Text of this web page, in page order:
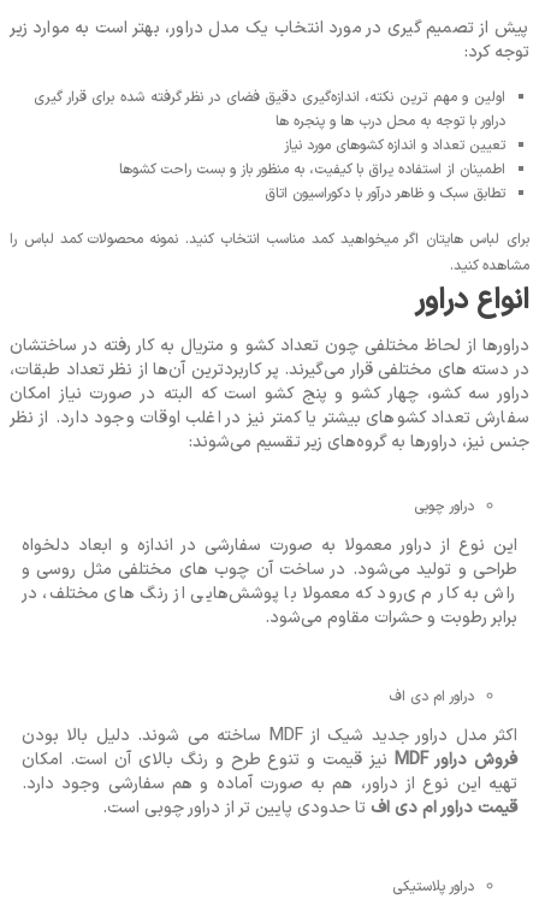
پیش از تصمیم گیری در مورد انتخاب یک مدل دراور، بهتر است به موارد زیر
توجه کرد:
اولین و مهم ‌ترین نکته، اندازه‌گیری دقیق فضای در نظر گرفته شده برای قرار گیری
دراور با توجه به محل درب ‌ها و پنجره‌ ها
تعیین تعداد و اندازه کشوهای مورد نیاز
اطمینان از استفاده یراق با کیفیت، به منظور باز و بست راحت کشوها
تطابق سبک و ظاهر درآور با دکوراسیون اتاق
برای لباس هایتان اگر میخواهید کمد مناسب انتخاب کنید. نمونه محصولات کمد لباس را
مشاهده کنید.
انواع دراور
دراورها از لحاظ مختلفی چون تعداد کشو و متریال به کار رفته در ساختشان
در دسته ‌های مختلفی قرار می‌گیرند. پر کاربردترین آن‌ها از نظر تعداد طبقات،
دراور سه کشو، چهار کشو و پنج کشو است که البته در صورت نیاز امکان
سفارش تعداد کشوهای بیشتر یا کمتر نیز در اغلب اوقات وجود دارد. از نظر
جنس نیز، دراورها به گروه‌های زیر تقسیم می‌شوند:
دراور چوبی
این نوع از دراور معمولا به صورت سفارشی در اندازه و ابعاد دلخواه
طراحی و تولید می‌شود. در ساخت آن چوب های مختلفی مثل روسی و
راش به کار م ی‌رود که معمولا با پوشش‌هایی از رنگ ‌های مختلف، در
برابر رطوبت و حشرات مقاوم می‌شود.
دراور ام دی اف
اکثر مدل‌ دراور جدید شیک از MDF ساخته می ‌شوند. دلیل بالا بودن
فروش دراور MDF
نیز قیمت و تنوع طرح و رنگ بالای آن است. امکان
تهیه این نوع از دراور، هم به صورت آماده و هم سفارشی وجود دارد.
قیمت دراور ام دی اف تا حدودی پایین تر از دراور چوبی است.
دراور پلاستیکی